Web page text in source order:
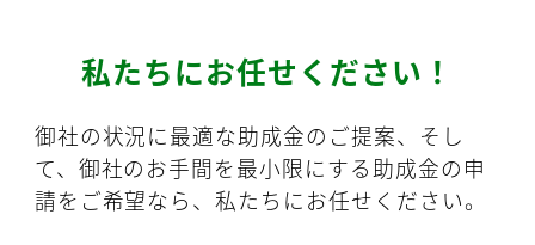
私たちにお任せください！
御社の状況に最適な助成金のご提案、そし
て、御社のお手間を最小限にする助成金の申
請をご希望なら、私たちにお任せください。